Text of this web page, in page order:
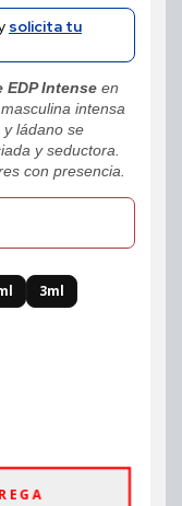
solicita tu
EDP Intense en
intensa
ládano se
y seductora.
con presencia.
3ml